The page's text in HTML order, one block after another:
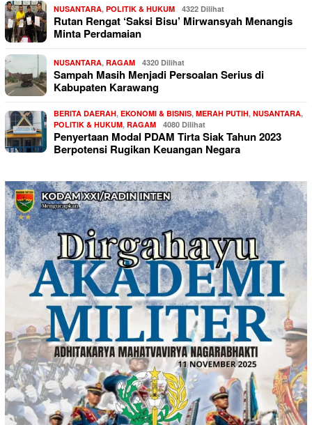
NUSANTARA, POLITIK & HUKUM 4322 Dilihat
Rutan Rengat ‘Saksi Bisu’ Mirwansyah Menangis
Minta Perdamaian
NUSANTARA, RAGAM 4320 Dilihat
Sampah Masih Menjadi Persoalan Serius di
Kabupaten Karawang
BERITA DAERAH, EKONOMI & BISNIS, MERAH PUTIH, NUSANTARA,
POLITIK & HUKUM, RAGAM 4080 Dilihat
Penyertaan Modal PDAM Tirta Siak Tahun 2023
Berpotensi Rugikan Keuangan Negara